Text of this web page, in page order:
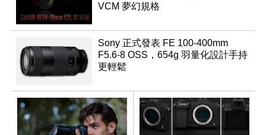
VCM 夢幻規格
Sony 正式發表 FE 100-400mm
F5.6-8 OSS，654g 羽量化設計手持
更輕鬆